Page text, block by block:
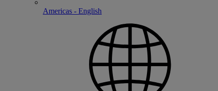
Americas - English